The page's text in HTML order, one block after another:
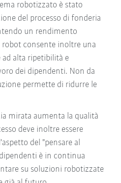
robotizzato è stato
del processo di fonderia
un rendimento
consente inoltre una
ad alta ripetibilità e
dei dipendenti. Non da
permette di ridurre le
mirata aumenta la qualità
deve inoltre essere
del "pensare al
è in continua
su soluzioni robotizzate